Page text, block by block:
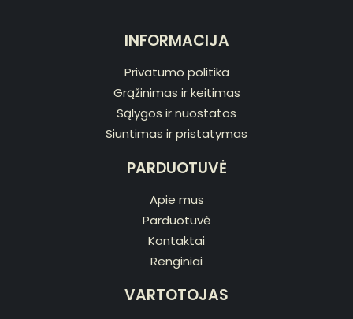
INFORMACIJA
Privatumo politika
Grąžinimas ir keitimas
Sąlygos ir nuostatos
Siuntimas ir pristatymas
PARDUOTUVĖ
Apie mus
Parduotuvė
Kontaktai
Renginiai
VARTOTOJAS